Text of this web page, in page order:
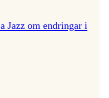
Jazz om endringar i